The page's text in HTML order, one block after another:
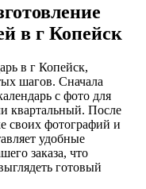
в г Копейск
в г Копейск,
шагов. Сначала
с фото для
квартальный. После
своих фотографий и
удобные
заказа, что
готовый